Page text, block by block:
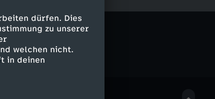
dürfen. Dies
zu unserer
welchen nicht.
in deinen